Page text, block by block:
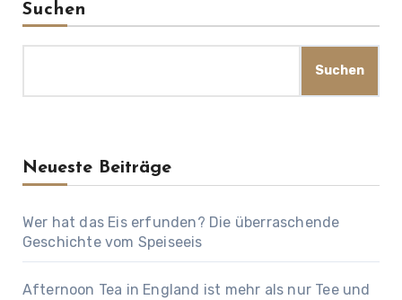
Suchen
Suchen
Neueste Beiträge
Wer hat das Eis erfunden? Die überraschende
Geschichte vom Speiseeis
Afternoon Tea in England ist mehr als nur Tee und